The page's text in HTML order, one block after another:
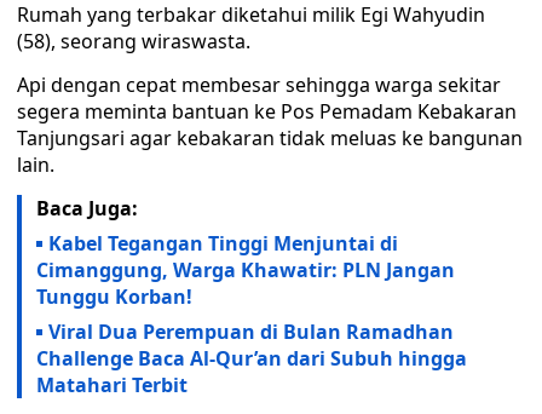
Rumah yang terbakar diketahui milik Egi Wahyudin
(58), seorang wiraswasta.
Api dengan cepat membesar sehingga warga sekitar
segera meminta bantuan ke Pos Pemadam Kebakaran
Tanjungsari agar kebakaran tidak meluas ke bangunan
lain.
Baca Juga:
Kabel Tegangan Tinggi Menjuntai di
Cimanggung, Warga Khawatir: PLN Jangan
Tunggu Korban!
Viral Dua Perempuan di Bulan Ramadhan
Challenge Baca Al-Qur’an dari Subuh hingga
Matahari Terbit